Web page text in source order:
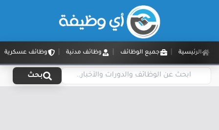
الرئيسية جميع الوظائف وظائف مدنية وظائف عسكرية
بحث